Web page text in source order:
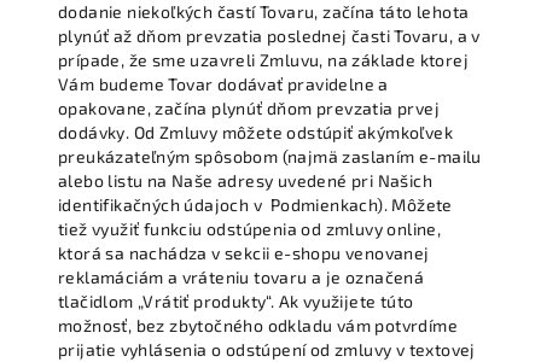
dodanie niekoľkých častí Tovaru, začína táto lehota
plynúť až dňom prevzatia poslednej časti Tovaru, a v
prípade, že sme uzavreli Zmluvu, na základe ktorej
Vám budeme Tovar dodávať pravidelne a
opakovane, začína plynúť dňom prevzatia prvej
dodávky. Od Zmluvy môžete odstúpiť akýmkoľvek
preukázateľným spôsobom (najmä zaslaním e-mailu
alebo listu na Naše adresy uvedené pri Našich
identifikačných údajoch v Podmienkach). Môžete
tiež využiť funkciu odstúpenia od zmluvy online,
ktorá sa nachádza v sekcii e-shopu venovanej
reklamáciám a vráteniu tovaru a je označená
tlačidlom „Vrátiť produkty“. Ak využijete túto
možnosť, bez zbytočného odkladu vám potvrdíme
prijatie vyhlásenia o odstúpení od zmluvy v textovej